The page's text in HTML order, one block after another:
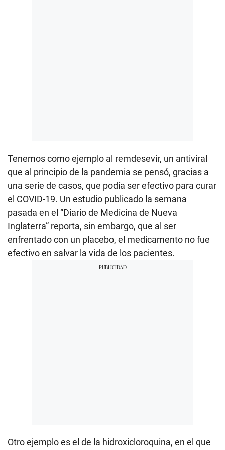
Tenemos como ejemplo al remdesevir, un antiviral
que al principio de la pandemia se pensó, gracias a
una serie de casos, que podía ser efectivo para curar
el COVID-19. Un estudio publicado la semana
pasada en el “Diario de Medicina de Nueva
Inglaterra” reporta, sin embargo, que al ser
enfrentado con un placebo, el medicamento no fue
efectivo en salvar la vida de los pacientes.
Otro ejemplo es el de la hidroxicloroquina, en el que